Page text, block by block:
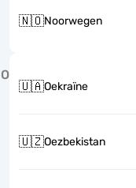
🇳🇴Noorwegen
O
🇺🇦Oekraïne
🇺🇿Oezbekistan